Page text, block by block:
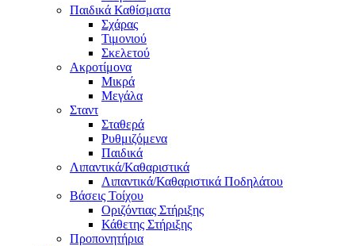
Παιδικά Καθίσματα
Σχάρας
Τιμονιού
Σκελετού
Ακροτίμονα
Μικρά
Μεγάλα
Σταντ
Σταθερά
Ρυθμιζόμενα
Παιδικά
Λιπαντικά/Καθαριστικά
Λιπαντικά/Καθαριστικά Ποδηλάτου
Βάσεις Τοίχου
Οριζόντιας Στήριξης
Κάθετης Στήριξης
Προπονητήρια